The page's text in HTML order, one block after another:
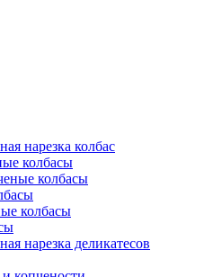
нарезка колбас
колбасы
колбасы
колбасы
нарезка деликатесов